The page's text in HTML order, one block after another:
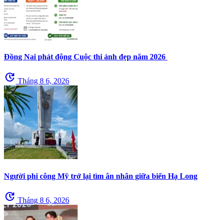
Đồng Nai phát động Cuộc thi ảnh đẹp năm 2026
update Tháng 8 6, 2026
Người phi công Mỹ trở lại tìm ân nhân giữa biển Hạ Long
update Tháng 8 6, 2026